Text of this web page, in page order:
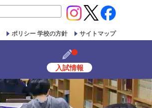
ポリシー 学校の方針 サイトマップ
入試情報